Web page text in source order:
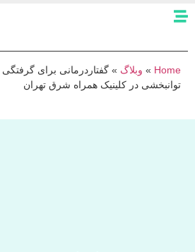
Home
» وبلاگ » گفتاردرمانی برای
توانبخشی در کلینیک همراه شرق تهران